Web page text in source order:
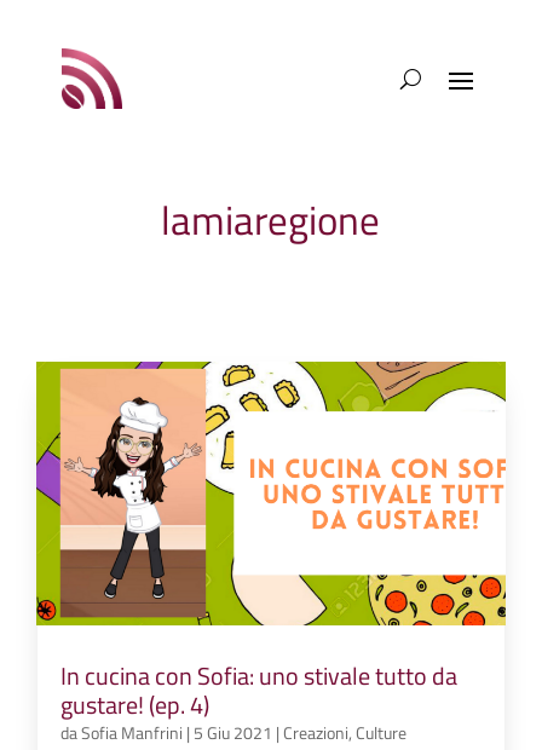
lamiaregione
In cucina con Sofia: uno stivale tutto da
gustare! (ep. 4)
daSofia Manfrini | 5 Giu 2021 |Creazioni,Culture